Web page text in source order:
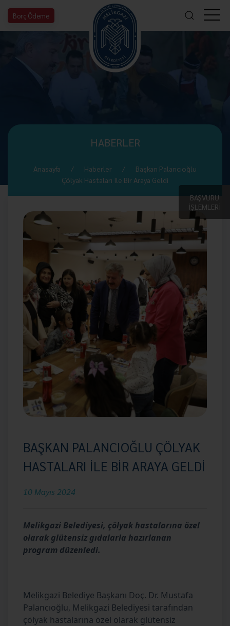
Borç Ödeme
BAŞVURU
İŞLEMLERİ
HABERLER
Anasayfa Haberler
Başkan Palancıoğlu
Çölyak Hastaları İle Bir Araya Geldi
BAŞKAN PALANCIOĞLU ÇÖLYAK
HASTALARI İLE BİR ARAYA GELDİ
10 Mayıs 2024
Melikgazi Belediyesi, çölyak hastalarına özel
olarak glütensiz gıdalarla hazırlanan
program düzenledi.
Melikgazi Belediye Başkanı Doç. Dr. Mustafa
Palancıoğlu, Melikgazi Belediyesi tarafından
çölyak hastalarına özel olarak glütensiz